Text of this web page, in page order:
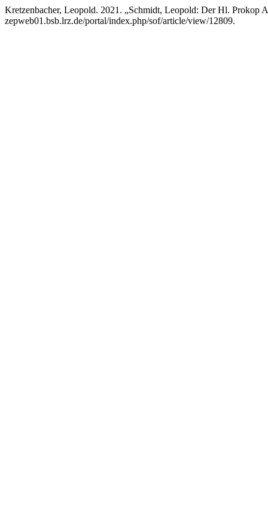
Kretzenbacher, Leopold. 2021. „Schmidt, Leopold: Der Hl. Prokop
zepweb01.bsb.lrz.de/portal/index.php/sof/article/view/12809.